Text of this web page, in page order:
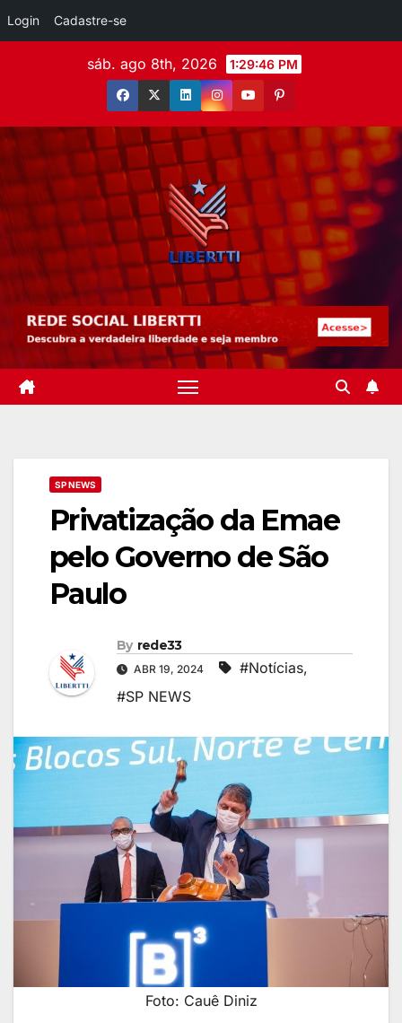
Login Cadastre-se
sáb. ago 8th, 2026 1:29:47 PM
SP NEWS
Privatização da Emae
pelo Governo de São
Paulo
By rede33
ABR 19, 2024 #Notícias,
#SP NEWS
Foto: Cauê Diniz